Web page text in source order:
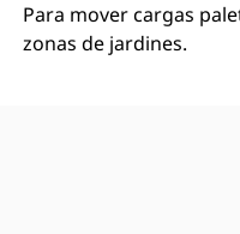
Para mover cargas
zonas de jardines.